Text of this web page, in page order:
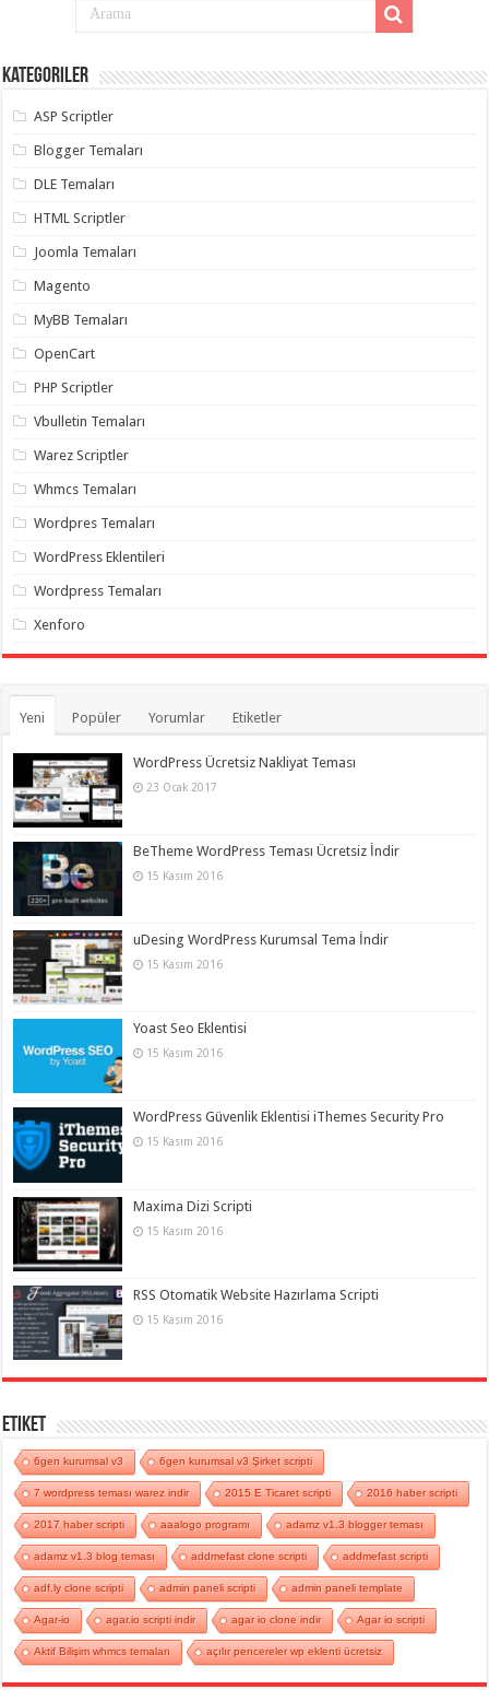
taşımacılık,
gaziantep
taşıma,
evden
taşımacılık,
gaziantep
organizasyon
gaziantep
organizasyon,
gaziantep
organizasyon
gaziantep
gaziantep
gaziantep
gaziantep
twitter
hilesi ,
takipçi
instagram
hilesi ,
Kategoriler
ASP Scriptler
Blogger Temaları
DLE Temaları
HTML Scriptler
Joomla Temaları
Magento
MyBB Temaları
OpenCart
PHP Scriptler
Vbulletin Temaları
Warez Scriptler
Whmcs Temaları
Wordpres Temaları
WordPress Eklentileri
Wordpress Temaları
Xenforo
Yeni Popüler Yorumlar Etiketler
WordPress Ücretsiz Nakliyat Teması
23 Ocak 2017
BeTheme WordPress Teması Ücretsiz İndir
15 Kasım 2016
uDesing WordPress Kurumsal Tema İndir
15 Kasım 2016
Yoast Seo Eklentisi
15 Kasım 2016
WordPress Güvenlik Eklentisi iThemes Security Pro
15 Kasım 2016
Maxima Dizi Scripti
15 Kasım 2016
RSS Otomatik Website Hazırlama Scripti
15 Kasım 2016
Etiket
6gen kurumsal v3 6gen kurumsal v3 Şirket scripti
7 wordpress teması warez indir 2015 E Ticaret scripti 2016 haber scripti
2017 haber scripti aaalogo programı adamz v1.3 blogger teması
adamz v1.3 blog teması addmefast clone scripti addmefast scripti
adf.ly clone scripti admin paneli scripti admin paneli template
Agar-io agar.io scripti indir agar io clone indir Agar io scripti
Aktif Bilişim whmcs temaları açılır pencereler wp eklenti ücretsiz